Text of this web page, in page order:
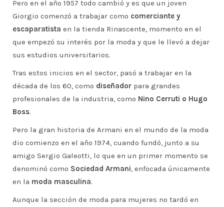
Pero en el año 1957 todo cambió y es que un joven
Giorgio comenzó a trabajar como comerciante y
escaparatista en la tienda Rinascente, momento en el
que empezó su interés por la moda y que le llevó a dejar
sus estudios universitarios.
Tras estos inicios en el sector, pasó a trabajar en la
década de los 60, como diseñador para grandes
profesionales de la industria, como Nino Cerruti o Hugo
Boss.
Pero la gran historia de Armani en el mundo de la moda
dio comienzo en el año 1974, cuando fundó, junto a su
amigo Sergio Galeotti, lo que en un primer momento se
denominó como Sociedad Armani, enfocada únicamente
en la moda masculina.
Aunque la sección de moda para mujeres no tardó en